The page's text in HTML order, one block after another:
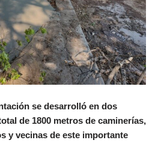
se desarrolló en dos
de 1800 metros de caminerías,
y vecinas de este importante